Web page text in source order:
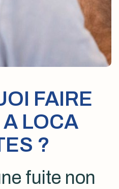
FAIRE
LOCA
?
fuite non